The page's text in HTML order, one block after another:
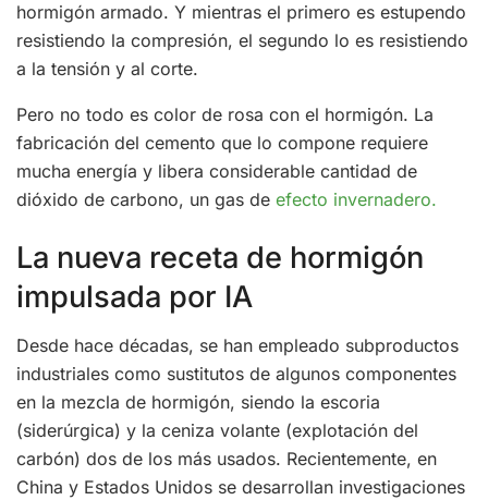
hormigón armado. Y mientras el primero es estupendo
resistiendo la compresión, el segundo lo es resistiendo
a la tensión y al corte.
Pero no todo es color de rosa con el hormigón. La
fabricación del cemento que lo compone requiere
mucha energía y libera considerable cantidad de
dióxido de carbono, un gas de efecto invernadero.
La nueva receta de hormigón
impulsada por IA
Desde hace décadas, se han empleado subproductos
industriales como sustitutos de algunos componentes
en la mezcla de hormigón, siendo la escoria
(siderúrgica) y la ceniza volante (explotación del
carbón) dos de los más usados. Recientemente, en
China y Estados Unidos se desarrollan investigaciones